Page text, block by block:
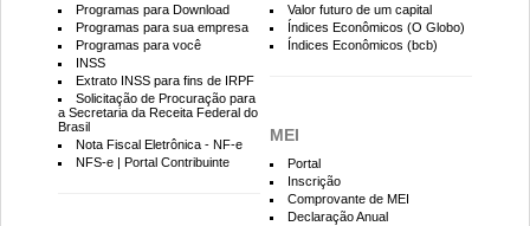
Programas para Download
Programas para sua empresa
Programas para você
INSS
Extrato INSS para fins de IRPF
Solicitação de Procuração para
a Secretaria da Receita Federal do
Brasil
Nota Fiscal Eletrônica - NF-e
NFS-e | Portal Contribuinte
Valor futuro de um capital
Índices Econômicos (O Globo)
Índices Econômicos (bcb)
MEI
Portal
Inscrição
Comprovante de MEI
Declaração Anual